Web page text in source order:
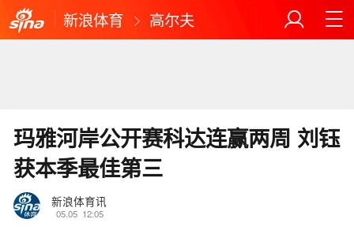
新浪体育 高尔夫
玛雅河岸公开赛科达连赢两周 刘钰
获本季最佳第三
新浪体育讯
05.05 12:05